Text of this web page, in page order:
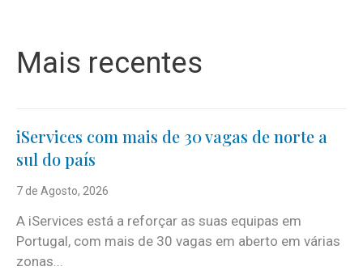
Mais recentes
iServices com mais de 30 vagas de norte a
sul do país
7 de Agosto, 2026
A iServices está a reforçar as suas equipas em
Portugal, com mais de 30 vagas em aberto em várias
zonas...